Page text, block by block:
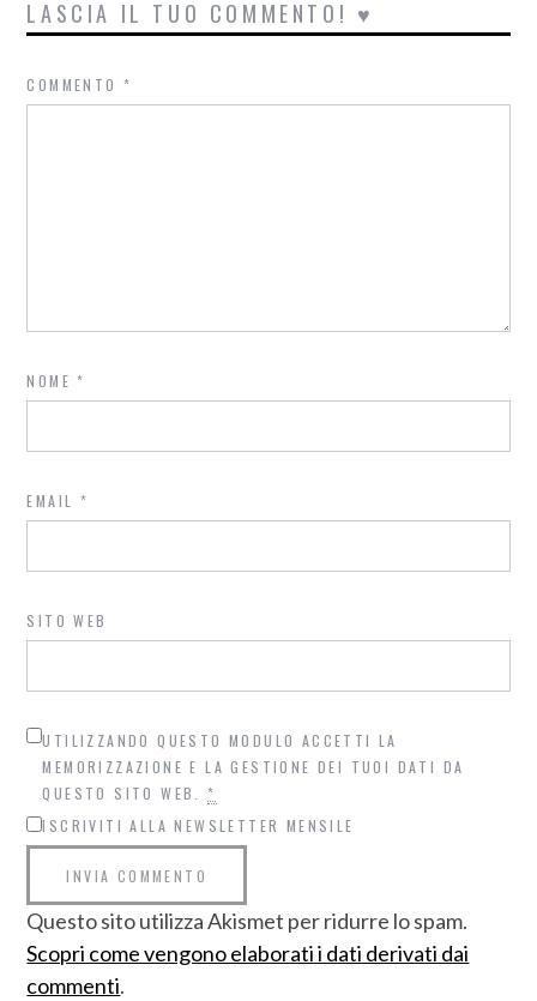
LASCIA IL TUO COMMENTO! ♥
COMMENTO*
NOME*
EMAIL *
SITO WEB
UTILIZZANDO QUESTO MODULO ACCETTI LA
MEMORIZZAZIONE E LA GESTIONE DEI TUOI DATI DA
QUESTO SITO WEB.*
ISCRIVITI ALLA NEWSLETTER MENSILE
Questo sito utilizza Akismet per ridurre lo spam.
Scopri come vengono elaborati i dati derivati dai
commenti.